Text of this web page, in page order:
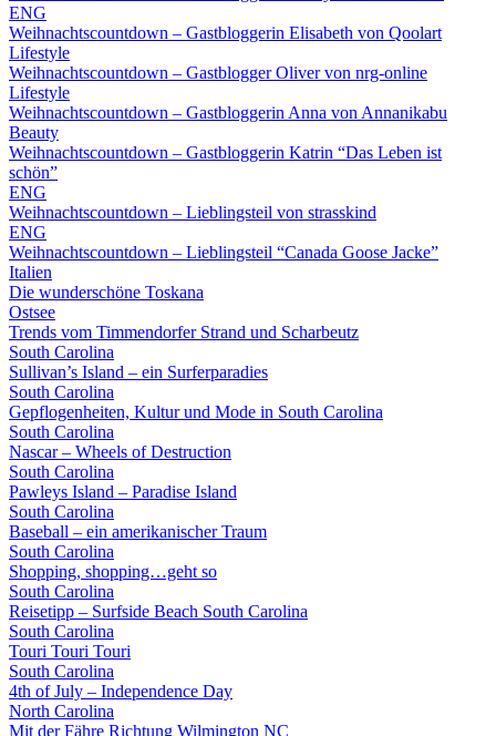
ENG
Weihnachtscountdown – Gastbloggerin Elisabeth von Qoolart
Lifestyle
Weihnachtscountdown – Gastblogger Oliver von nrg-online
Lifestyle
Weihnachtscountdown – Gastbloggerin Anna von Annanikabu
Beauty
Weihnachtscountdown – Gastbloggerin Katrin “Das Leben ist
schön”
ENG
Weihnachtscountdown – Lieblingsteil von strasskind
ENG
Weihnachtscountdown – Lieblingsteil “Canada Goose Jacke”
Italien
Die wunderschöne Toskana
Ostsee
Trends vom Timmendorfer Strand und Scharbeutz
South Carolina
Sullivan’s Island – ein Surferparadies
South Carolina
Gepflogenheiten, Kultur und Mode in South Carolina
South Carolina
Nascar – Wheels of Destruction
South Carolina
Pawleys Island – Paradise Island
South Carolina
Baseball – ein amerikanischer Traum
South Carolina
Shopping, shopping…geht so
South Carolina
Reisetipp – Surfside Beach South Carolina
South Carolina
Touri Touri Touri
South Carolina
4th of July – Independence Day
North Carolina
Mit der Fähre Richtung Wilmington NC